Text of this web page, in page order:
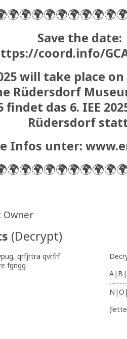
Save the date:
coord.info/
will take place
Rüdersdorf
findet das 6. IEE
Rüdersdorf
Infos unter:
Owner
(Decrypt)
qrfjrtra qvrfrf
fgngg